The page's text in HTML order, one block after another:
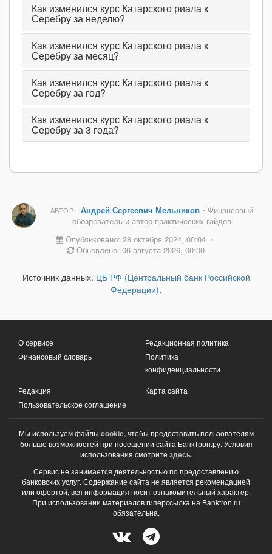
Как изменился курс Катарского риала к
Серебру за неделю?
Как изменился курс Катарского риала к
Серебру за месяц?
Как изменился курс Катарского риала к
Серебру за год?
Как изменился курс Катарского риала к
Серебру за 3 года?
АВТОР: Андрей Сергеевич Мельников• Финансовый
обозреватель и автор практических гайдов
Опубликовано: 28 октября 2024, 00:04 •
Обновлено: 06 августа 2026, 00:00
Источник данных: ЦБ РФ (Центральный банк Российской
Федерации).
О сервисе
Финансовый словарь
Редакционная политика
Политика
конфиденциальности
Редакция
Пользовательское соглашение
Карта сайта
Мы используем файлы cookie, чтобы предоставить пользователям
больше возможностей при посещении сайта БанкТрон.ру. Условия
использования смотрите здесь.
Сервис не занимается деятельностью по предоставлению
банковских услуг. Содержание сайта не является рекомендацией
или офертой, вся информация носит ознакомительный характер.
При использовании материалов гиперссылка на Banktron.ru
обязательна.